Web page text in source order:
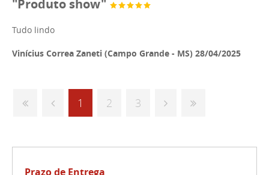
"Produto show"
Tudo lindo
Vinícius Correa Zaneti (Campo Grande - MS) 28/04/2025
1 2 3
Prazo de Entrega